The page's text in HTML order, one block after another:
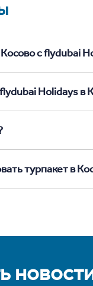
с flydubai
Holidays в
турпакет в